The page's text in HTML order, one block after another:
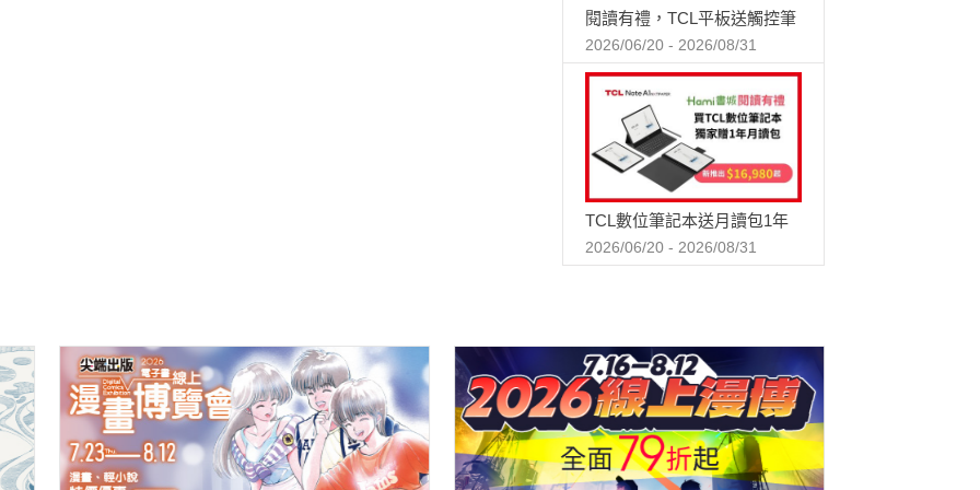
閱讀有禮，TCL平板送觸控筆
2026/06/20 - 2026/08/31
TCL數位筆記本送月讀包1年
2026/06/20 - 2026/08/31